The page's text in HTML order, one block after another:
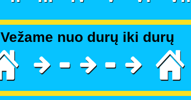
Vežame nuo durų iki durų